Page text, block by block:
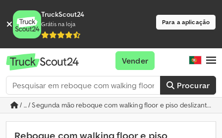
TruckScout24
Grátis na loja Para a aplicação
Procurar
Vender
/ ... / Segunda mão reboque com walking floor e piso deslizante